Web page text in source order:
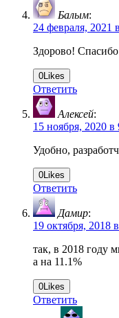
Балым:
24 февраля, 2021
Здорово!
0Likes
Ответить
Алексей:
15 ноября, 2020 в
Удобно,
0Likes
Ответить
Дамир:
19 октября, 2018
так, в 2018 году
а на 11.1%
0Likes
Ответить